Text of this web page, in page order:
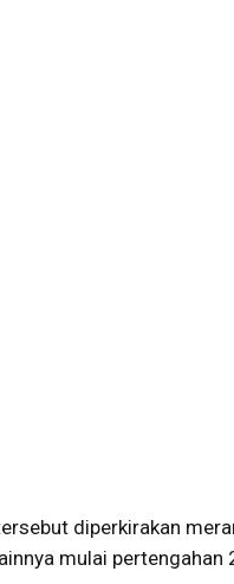
diperkirakan
mulai pertengahan